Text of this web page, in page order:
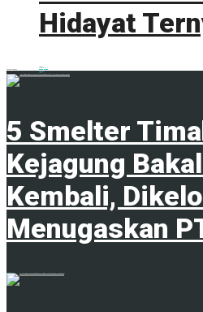
Hidayat
5 Smelter
Kejagung
Kembali,
Menugaskan